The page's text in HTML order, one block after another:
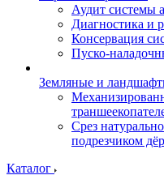
Аудит системы
Диагностика и
Консервация
Пуско-
Земляные и
Срез
подрезчиком
Каталог